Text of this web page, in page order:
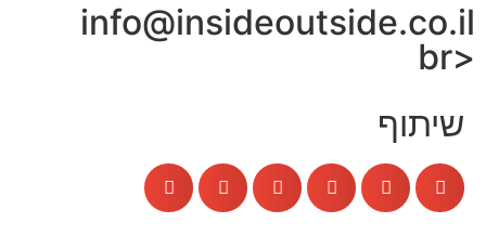
info@insideoutside.co.il
<br
שיתוף